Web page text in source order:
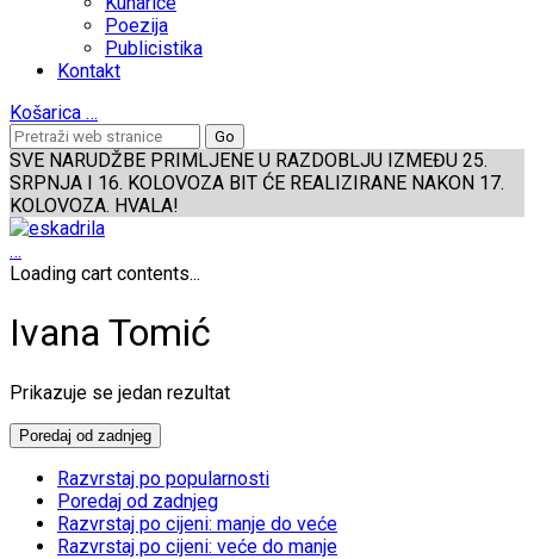
Poezija
Publicistika
Kontakt
Košarica …
SVE NARUDŽBE PRIMLJENE U RAZDOBLJU IZMEĐU 25.
SRPNJA I 16. KOLOVOZA BIT ĆE REALIZIRANE NAKON 17.
KOLOVOZA. HVALA!
…
Loading cart contents...
Ivana Tomić
Prikazuje se jedan rezultat
Poredaj od zadnjeg
Razvrstaj po popularnosti
Poredaj od zadnjeg
Razvrstaj po cijeni: manje do veće
Razvrstaj po cijeni: veće do manje